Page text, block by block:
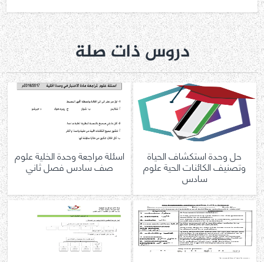
دروس ذات صلة
حل وحدة استكشاف الحياة
وتصنيف الكائنات الحية علوم
سادس
اسئلة مراجعة وحدة الخلية علوم
صف سادس فصل ثاني